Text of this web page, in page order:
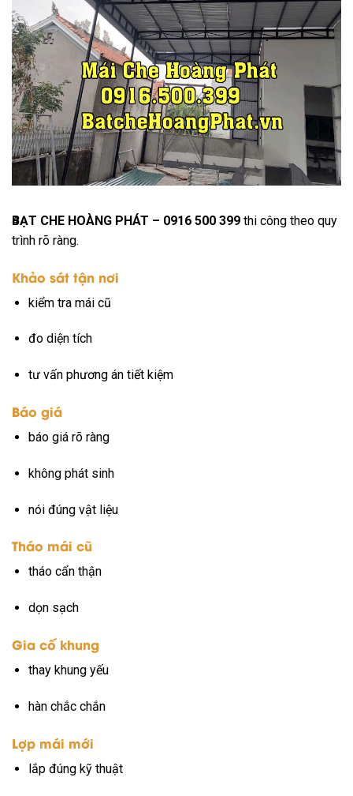
4
BẠT CHE HOÀNG PHÁT – 0916 500 399 thi công theo quy
trình rõ ràng.
Khảo sát tận nơi
kiểm tra mái cũ
đo diện tích
tư vấn phương án tiết kiệm
Báo giá
báo giá rõ ràng
không phát sinh
nói đúng vật liệu
Tháo mái cũ
tháo cẩn thận
dọn sạch
Gia cố khung
thay khung yếu
hàn chắc chắn
Lợp mái mới
lắp đúng kỹ thuật